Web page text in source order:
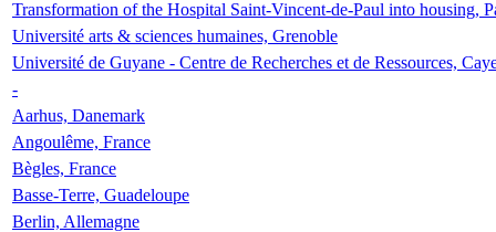
Transformation of the Hospital Saint-Vincent-de-Paul into housing,
Université arts & sciences humaines, Grenoble
Université de Guyane - Centre de Recherches et de Ressources,
-
Aarhus, Danemark
Angoulême, France
Bègles, France
Basse-Terre, Guadeloupe
Berlin, Allemagne